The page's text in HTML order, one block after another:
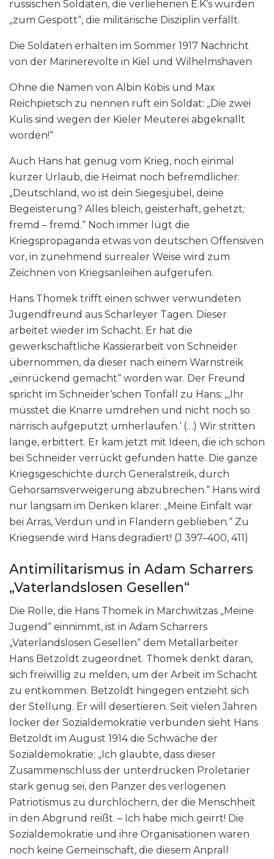
russischen Soldaten, die verliehenen E.K’s wurden
„zum Gespött“, die militärische Disziplin verfällt.
Die Soldaten erhalten im Sommer 1917 Nachricht
von der Marinerevolte in Kiel und Wilhelmshaven
Ohne die Namen von Albin Köbis und Max
Reichpietsch zu nennen ruft ein Soldat: „Die zwei
Kulis sind wegen der Kieler Meuterei abgeknallt
worden!“
Auch Hans hat genug vom Krieg, noch einmal
kurzer Urlaub, die Heimat noch befremdlicher:
„Deutschland, wo ist dein Siegesjubel, deine
Begeisterung? Alles bleich, geisterhaft, gehetzt;
fremd – fremd.“ Noch immer lügt die
Kriegspropaganda etwas von deutschen Offensiven
vor, in zunehmend surrealer Weise wird zum
Zeichnen von Kriegsanleihen aufgerufen.
Hans Thomek trifft einen schwer verwundeten
Jugendfreund aus Scharleyer Tagen. Dieser
arbeitet wieder im Schacht. Er hat die
gewerkschaftliche Kassierarbeit von Schneider
übernommen, da dieser nach einem Warnstreik
„einrückend gemacht“ worden war. Der Freund
spricht im Schneider‘schen Tonfall zu Hans: „‚Ihr
müsstet die Knarre umdrehen und nicht noch so
närrisch aufgeputzt umherlaufen.‘ (…) Wir stritten
lange, erbittert. Er kam jetzt mit Ideen, die ich schon
bei Schneider verrückt gefunden hatte. Die ganze
Kriegsgeschichte durch Generalstreik, durch
Gehorsamsverweigerung abzubrechen.“ Hans wird
nur langsam im Denken klarer: „Meine Einfalt war
bei Arras, Verdun und in Flandern geblieben.“ Zu
Kriegsende wird Hans degradiert! (J 397–400, 411)
Antimilitarismus in Adam Scharrers
„Vaterlandslosen Gesellen“
Die Rolle, die Hans Thomek in Marchwitzas „Meine
Jugend“ einnimmt, ist in Adam Scharrers
„Vaterlandslosen Gesellen“ dem Metallarbeiter
Hans Betzoldt zugeordnet. Thomek denkt daran,
sich freiwillig zu melden, um der Arbeit im Schacht
zu entkommen. Betzoldt hingegen entzieht sich
der Stellung. Er will desertieren. Seit vielen Jahren
locker der Sozialdemokratie verbunden sieht Hans
Betzoldt im August 1914 die Schwäche der
Sozialdemokratie: „Ich glaubte, dass dieser
Zusammenschluss der unterdrücken Proletarier
stark genug sei, den Panzer des verlogenen
Patriotismus zu durchlöchern, der die Menschheit
in den Abgrund reißt. – Ich habe mich geirrt! Die
Sozialdemokratie und ihre Organisationen waren
noch keine Gemeinschaft, die diesem Anprall